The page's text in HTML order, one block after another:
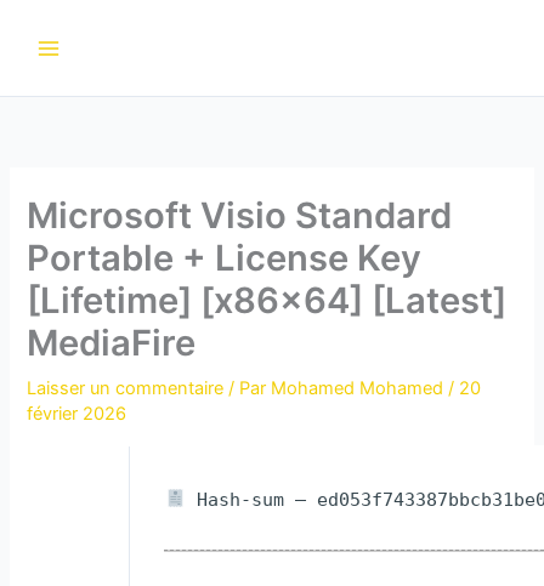
Microsoft Visio Standard
Portable + License Key
[Lifetime] [x86x64] [Latest]
MediaFire
Laisser un commentaire / Par Mohamed Mohamed/ 20
février 2026
Hash-sum —